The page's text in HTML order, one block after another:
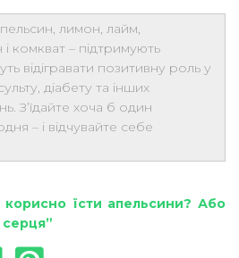
лимон, лайм,
комкват – підтримують
відігравати позитивну роль у
діабету та інших
З’їдайте хоча б один
– і відчувайте себе
корисно їсти апельсини? Або